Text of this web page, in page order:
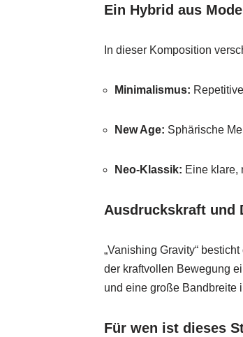
Ein Hybrid aus
In dieser Komposition
Minimalismus:
New Age: Sphärische
Neo-Klassik: Eine klare,
Ausdruckskraft und
„Vanishing Gravity“
der kraftvollen Bewegung
und eine große Bandbreite
Für wen ist dieses